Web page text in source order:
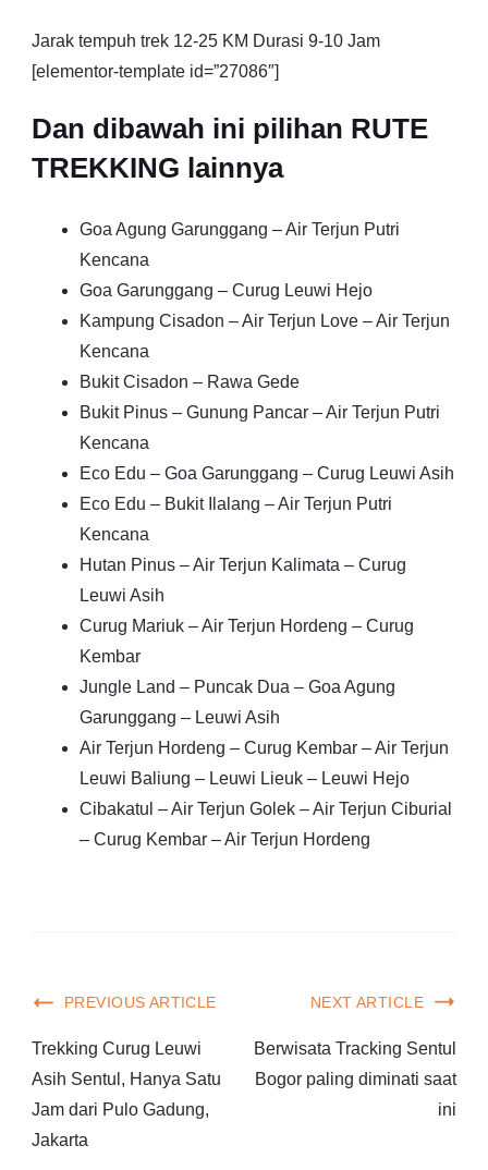
Jarak tempuh trek 12-25 KM Durasi 9-10 Jam
[elementor-template id=”27086″]
Dan dibawah ini pilihan RUTE
TREKKING lainnya
Goa Agung Garunggang – Air Terjun Putri
Kencana
Goa Garunggang – Curug Leuwi Hejo
Kampung Cisadon – Air Terjun Love – Air Terjun
Kencana
Bukit Cisadon – Rawa Gede
Bukit Pinus – Gunung Pancar – Air Terjun Putri
Kencana
Eco Edu – Goa Garunggang – Curug Leuwi Asih
Eco Edu – Bukit Ilalang – Air Terjun Putri
Kencana
Hutan Pinus – Air Terjun Kalimata – Curug
Leuwi Asih
Curug Mariuk – Air Terjun Hordeng – Curug
Kembar
Jungle Land – Puncak Dua – Goa Agung
Garunggang – Leuwi Asih
Air Terjun Hordeng – Curug Kembar – Air Terjun
Leuwi Baliung – Leuwi Lieuk – Leuwi Hejo
Cibakatul – Air Terjun Golek – Air Terjun Ciburial
– Curug Kembar – Air Terjun Hordeng
PREVIOUS ARTICLE
Trekking Curug Leuwi
Asih Sentul, Hanya Satu
Jam dari Pulo Gadung,
Jakarta
NEXT ARTICLE
Berwisata Tracking Sentul
Bogor paling diminati saat
ini